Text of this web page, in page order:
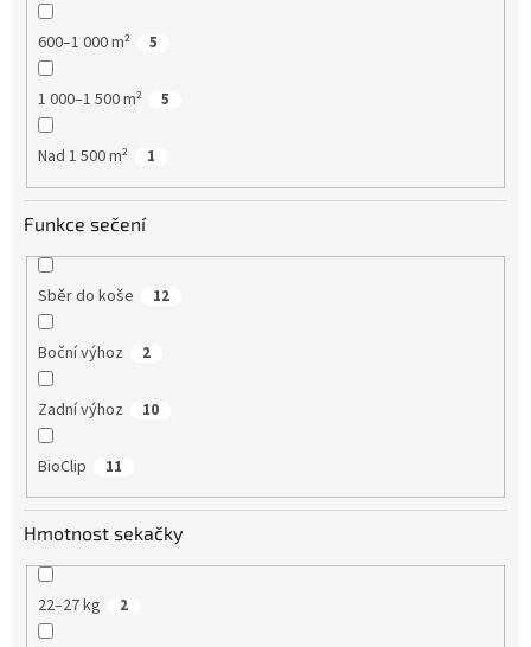
600–1 000 m² 5
1 000–1 500 m² 5
Nad 1 500 m² 1
Funkce sečení
Sběr do koše 12
Boční výhoz 2
Zadní výhoz 10
BioClip 11
Hmotnost sekačky
22–27 kg 2